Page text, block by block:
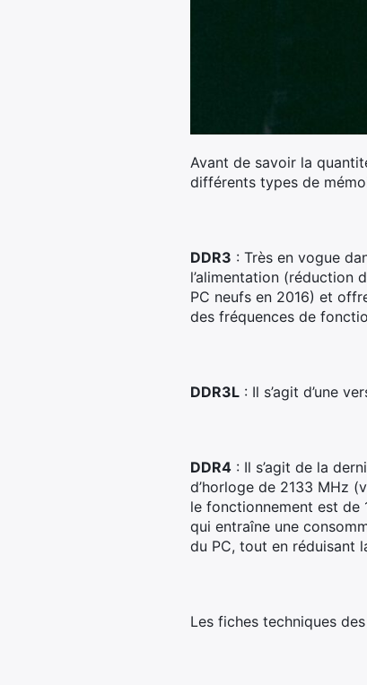
Avant de savoir la
différents types de
DDR3 : Très en vogue
l’alimentation (réduction
PC neufs en 2016) et
des fréquences de
DDR3L : Il s’agit d’une
DDR4 : Il s’agit de la
d’horloge de 2133 MHz
le fonctionnement est de
qui entraîne une
du PC, tout en réduisant
Les fiches techniques